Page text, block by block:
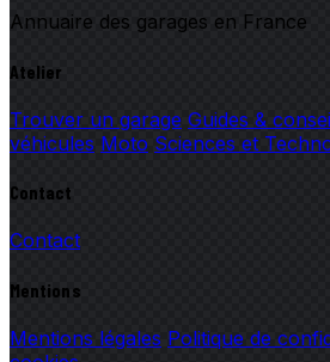
Annuaire des garages en France
Atelier
Trouver un garage Guides &
véhicules Moto Sciences et
Contact
Contact
Mentions
Mentions légales Politique de